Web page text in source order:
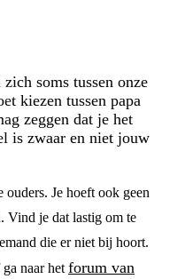
soms tussen onze
kiezen tussen papa
zeggen dat je het
is zwaar en niet jouw
ouders. Je hoeft ook geen
Vind je dat lastig om te
die er niet bij hoort.
naar het forum van